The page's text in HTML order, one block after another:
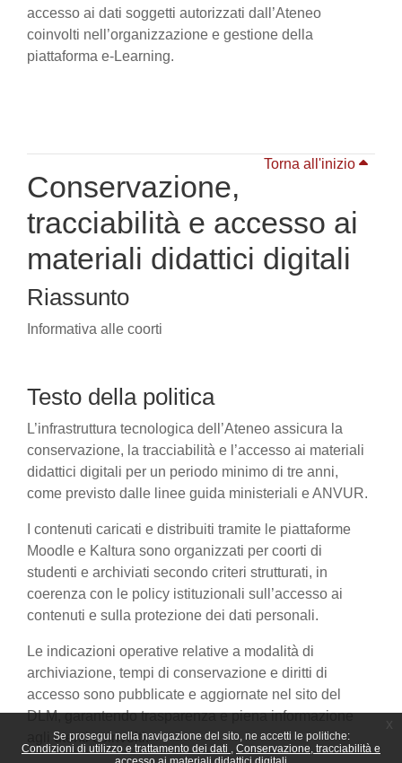
Se prosegui nella navigazione del sito, ne accetti le politiche:
Condizioni di utilizzo e trattamento dei dati
Conservazione, tracciabilità e
accesso ai dati soggetti autorizzati dall’Ateneo
coinvolti nell’organizzazione e gestione della
piattaforma e-Learning.
Torna all'inizio
Conservazione,
tracciabilità e accesso ai
materiali didattici digitali
Riassunto
Informativa alle coorti
Testo della politica
L’infrastruttura tecnologica dell’Ateneo assicura la
conservazione, la tracciabilità e l’accesso ai materiali
didattici digitali per un periodo minimo di tre anni,
come previsto dalle linee guida ministeriali e ANVUR.
I contenuti caricati e distribuiti tramite le piattaforme
Moodle e Kaltura sono organizzati per coorti di
studenti e archiviati secondo criteri strutturati, in
coerenza con le policy istituzionali sull’accesso ai
contenuti e sulla protezione dei dati personali.
Le indicazioni operative relative a modalità di
archiviazione, tempi di conservazione e diritti di
accesso sono pubblicate e aggiornate nel sito del
DLM, garantendo trasparenza e piena informazione
agli utenti coinvolti.